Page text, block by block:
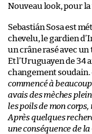
Nouveau look, pour la
Sebastián Sosa est
chevelu, le gardien
un crâne rasé avec un
Et l’Uruguayen de 34
changement soudain.
commencé à
avais des mèches
les poils de mon
Après quelques
une conséquence de la